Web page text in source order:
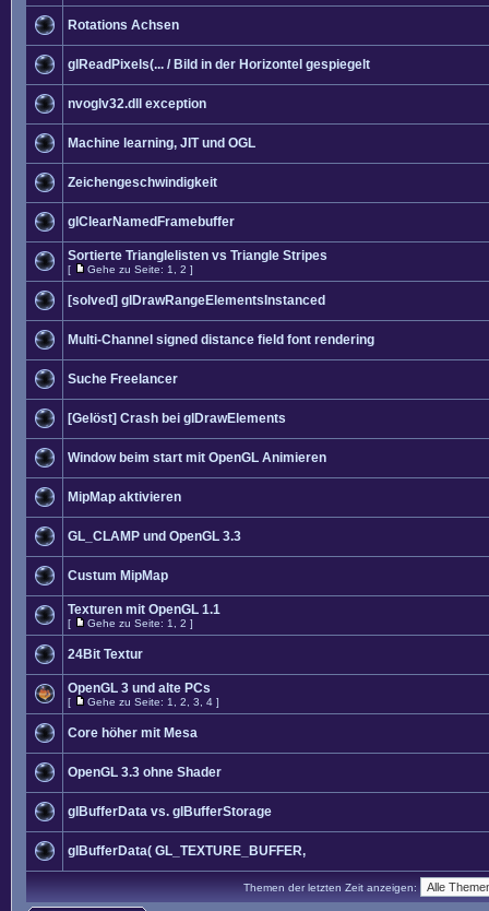
Rotations Achsen
glReadPixels(... / Bild in der Horizontel gespiegelt
nvoglv32.dll exception
Machine learning, JIT und OGL
Zeichengeschwindigkeit
glClearNamedFramebuffer
Sortierte Trianglelisten vs Triangle Stripes
[ Gehe zu Seite: 1 2 ]
[solved] glDrawRangeElementsInstanced
Multi-Channel signed distance field font rendering
Suche Freelancer
[Gelöst] Crash bei glDrawElements
Window beim start mit OpenGL Animieren
MipMap aktivieren
GL_CLAMP und OpenGL 3.3
Custum MipMap
Texturen mit OpenGL 1.1
[ Gehe zu Seite: 1 2 ]
24Bit Textur
OpenGL 3 und alte PCs
[ Gehe zu Seite: 1 2 3 4 ]
Core höher mit Mesa
OpenGL 3.3 ohne Shader
glBufferData vs. glBufferStorage
glBufferData( GL_TEXTURE_BUFFER,
Themen der letzten Zeit anzeigen: